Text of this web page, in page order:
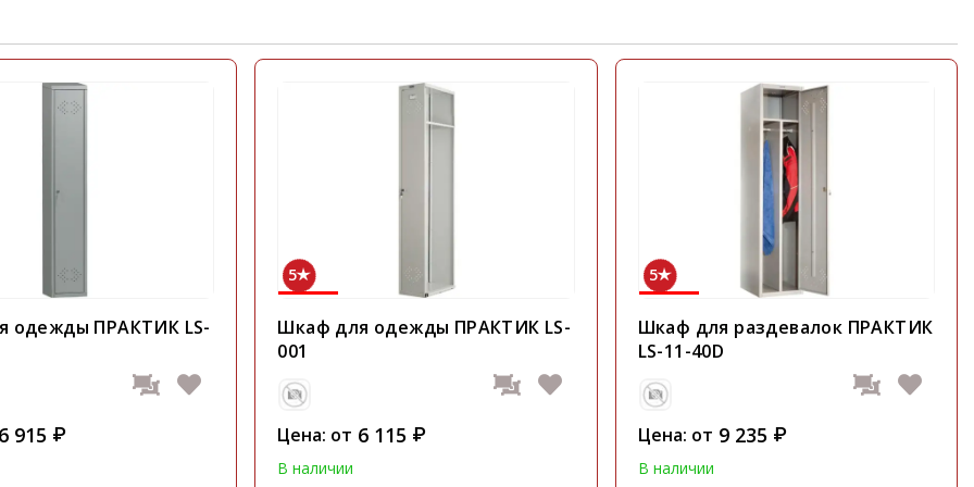
одежды ПРАКТИК LS-
915 ₽
5
Шкаф для одежды ПРАКТИК LS-
001
Цена: от 6 115 ₽
В наличии
5
Шкаф для раздевалок ПРАКТИК
LS-11-40D
Цена: от 9 235 ₽
В наличии